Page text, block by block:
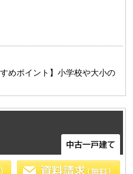
めポイント】小学校や大小の
･浦安方面エリアの新築一戸建
･浦安方面エリアのマンション
･浦安方面エリアの土地
リアの新築一戸建
リアの中古一戸建